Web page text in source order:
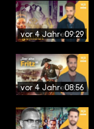
vor 4 Jahren09:29
vor 4 Jahren08:56